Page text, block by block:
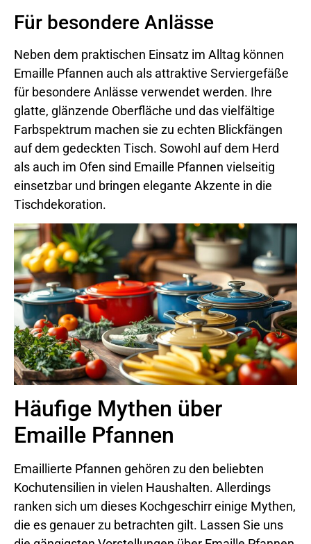
Für besondere Anlässe
Neben dem praktischen Einsatz im Alltag können
Emaille Pfannen auch als attraktive Serviergefäße
für besondere Anlässe verwendet werden. Ihre
glatte, glänzende Oberfläche und das vielfältige
Farbspektrum machen sie zu echten Blickfängen
auf dem gedeckten Tisch. Sowohl auf dem Herd
als auch im Ofen sind Emaille Pfannen vielseitig
einsetzbar und bringen elegante Akzente in die
Tischdekoration.
Häufige Mythen über
Emaille Pfannen
Emaillierte Pfannen gehören zu den beliebten
Kochutensilien in vielen Haushalten. Allerdings
ranken sich um dieses Kochgeschirr einige Mythen,
die es genauer zu betrachten gilt. Lassen Sie uns